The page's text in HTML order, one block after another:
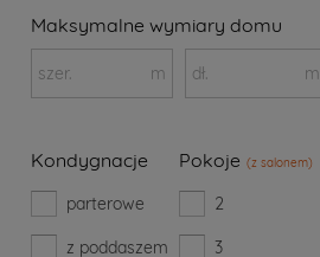
Maksymalne wymiary domu
szer. m dł. m
Kondygnacje
parterowe
z poddaszem
Pokoje (z salonem)
2
3